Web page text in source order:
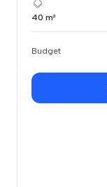
40 m²
Budget